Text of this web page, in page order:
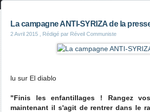
La campagne ANTI-SYRIZA de la
2 Avril 2015 , Rédigé par Réveil Communiste
lu sur El diablo
"Finis les enfantillages ! Rangez
maintenant il s'agit de rentrer dans le